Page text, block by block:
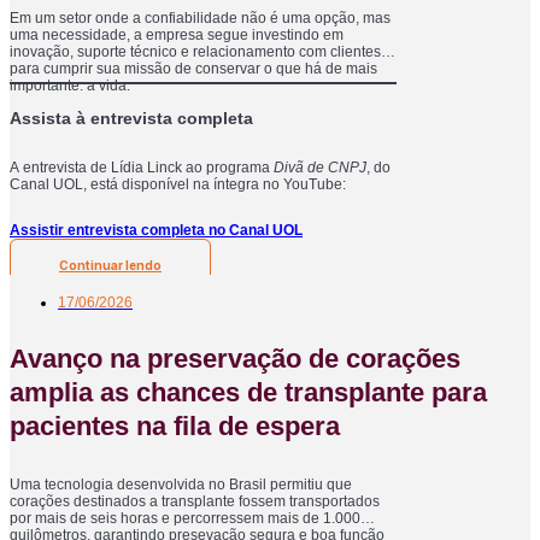
Em um setor onde a confiabilidade não é uma opção, mas
uma necessidade, a empresa segue investindo em
inovação, suporte técnico e relacionamento com clientes
para cumprir sua missão de conservar o que há de mais
importante: a vida.
Assista à entrevista completa
A entrevista de Lídia Linck ao programa Divã de CNPJ, do
Canal UOL, está disponível na íntegra no YouTube:
Assistir entrevista completa no Canal UOL
Continuar lendo
17/06/2026
Avanço na preservação de corações
amplia as chances de transplante para
pacientes na fila de espera
Uma tecnologia desenvolvida no Brasil permitiu que
corações destinados a transplante fossem transportados
por mais de seis horas e percorressem mais de 1.000
quilômetros, garantindo presevação segura e boa função